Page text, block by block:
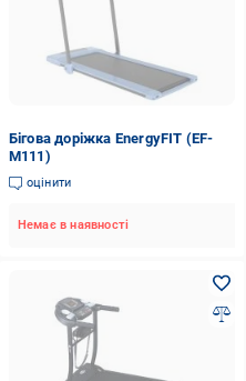
Бігова доріжка EnergyFIT (EF-
M111)
оцінити
Немає в наявності